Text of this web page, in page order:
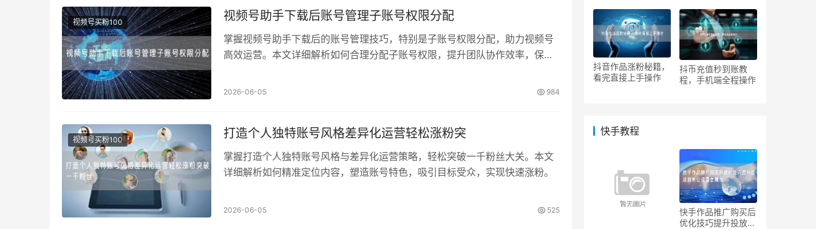
视频号买粉100 视频号助手下载后账号管理子账号权限分配
掌握视频号助手下载后的账号管理技巧，特别是子账号权限分配，助力视频号
高效运营。本文详细解析如何合理分配子账号权限，提升团队协作效率，保障
2026-06-05 984
视频号买粉100 打造个人独特账号风格差异化运营轻松涨粉突
掌握打造个人独特账号风格与差异化运营策略，轻松突破一千粉丝大关。本文
详细解析如何精准定位内容，塑造账号特色，吸引目标受众，实现快速涨粉。
2026-06-05 525
抖音作品涨粉秘籍，
看完直接上手操作
抖币充值秒到账教
程，手机端全程操作
快手教程
快手作品推广购买后
优化技巧提升投放效